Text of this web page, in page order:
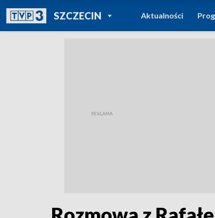
SZCZECINPOWRÓT DO
TVP REGIONY
Aktualności